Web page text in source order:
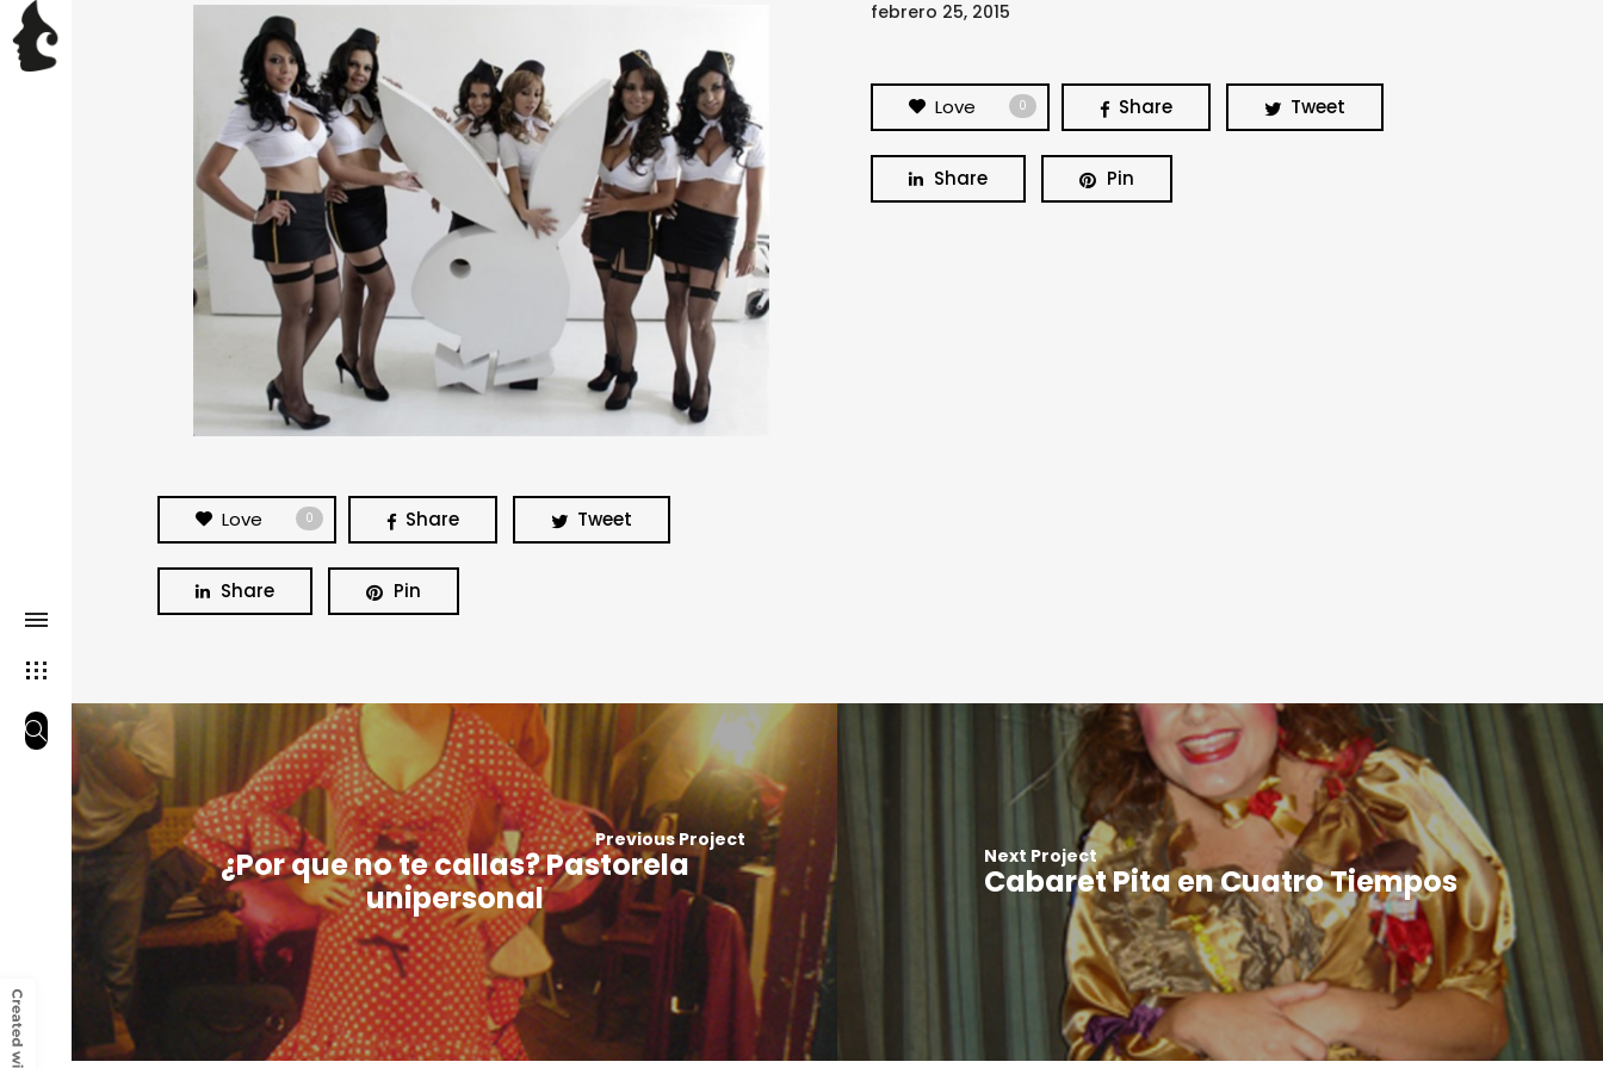
Love 0 Share Tweet
Share Pin
febrero 25, 2015
Love 0 Share Tweet
Share Pin
Previous Project
¿Por que no te callas? Pastorela
unipersonal
Next Project
Cabaret Pita en Cuatro Tiempos